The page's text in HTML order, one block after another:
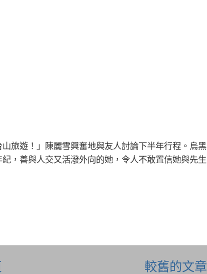
遊！」陳麗雪興奮地與友人討論下半年行程。烏黑
，善與人交又活潑外向的她，令人不敢置信她與先生
較舊的文章